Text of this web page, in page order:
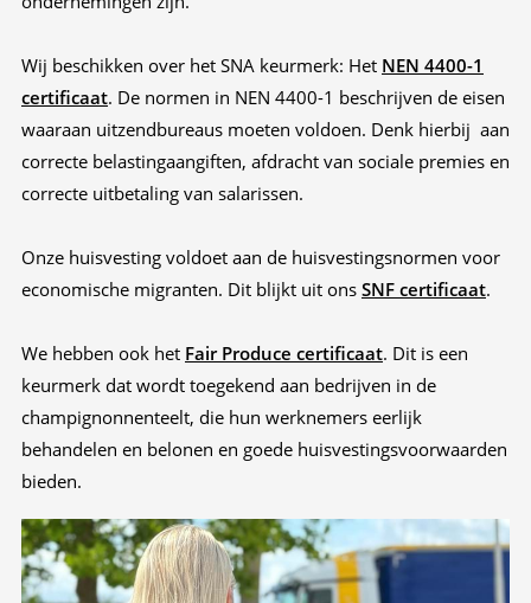
Wij beschikken over het SNA keurmerk: Het NEN 4400-1
certificaat. De normen in NEN 4400-1 beschrijven de eisen
waaraan uitzendbureaus moeten voldoen. Denk hierbij aan
correcte belastingaangiften, afdracht van sociale premies en
correcte uitbetaling van salarissen.
Onze huisvesting voldoet aan de huisvestingsnormen voor
economische migranten. Dit blijkt uit ons SNF certificaat.
We hebben ook het FairProduce certificaat. Dit is een
keurmerk dat wordt toegekend aan bedrijven in de
champignonnenteelt, die hun werknemers eerlijk
behandelen en belonen en goede huisvestingsvoorwaarden
bieden.